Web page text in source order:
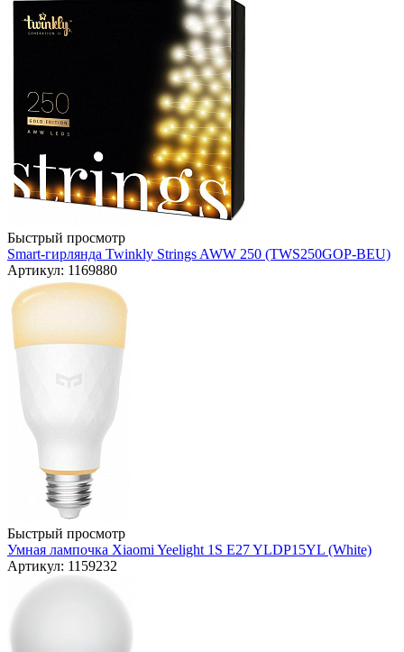
Быстрый просмотр
Smart-гирлянда Twinkly Strings AWW 250 (TWS250GOP-BEU)
Артикул: 1169880
Быстрый просмотр
Умная лампочка Xiaomi Yeelight 1S E27 YLDP15YL (White)
Артикул: 1159232